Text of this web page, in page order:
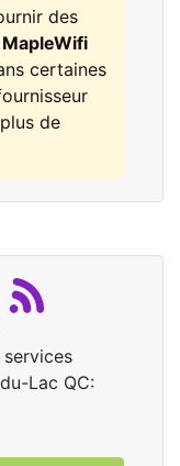
des
MapleWifi
certaines
de
Lac QC: